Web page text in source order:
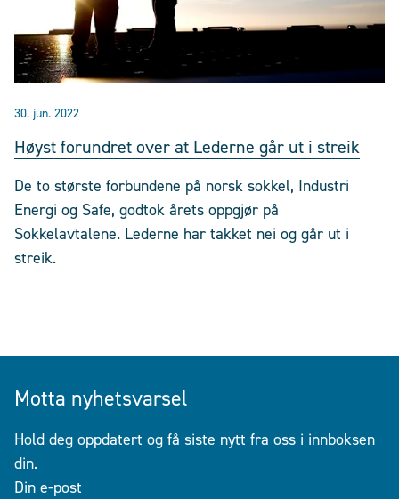
30. jun. 2022
Høyst forundret over at Lederne går ut i streik
De to største forbundene på norsk sokkel, Industri
Energi og Safe, godtok årets oppgjør på
Sokkelavtalene. Lederne har takket nei og går ut i
streik.
Motta nyhetsvarsel
Hold deg oppdatert og få siste nytt fra oss i innboksen
din.
Din e-post